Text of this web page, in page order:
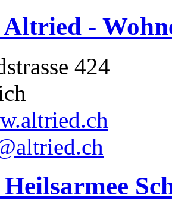
-
424